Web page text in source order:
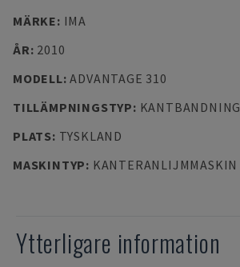
MÄRKE: IMA
ÅR: 2010
MODELL:ADVANTAGE 310
TILLÄMPNINGSTYP: KANTBANDNING
PLATS: TYSKLAND
MASKINTYP: KANTERANLIJMMASKIN
Ytterligare information